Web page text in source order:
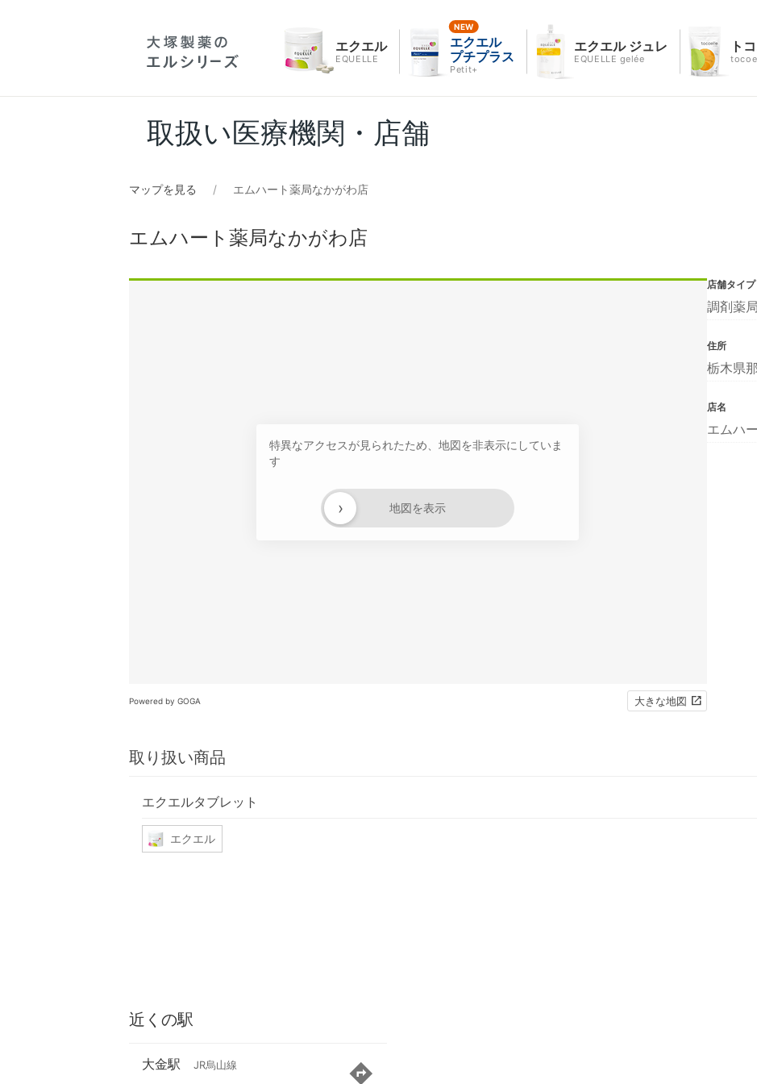
エクエル
EQUELLE
エクエル
プチプラス
Petit+
エクエル ジュレ
EQUELLE gelée
ト
取扱い医療機関・店舗
マップを見る エムハート薬局なかがわ店
エムハート薬局なかがわ店
特異なアクセスが見られたため、地図を非表示にしていま
す
地図を表示
›
Powered by GOGA 大きな地図
取り扱い商品
エクエルタブレット
エクエル
店舗タイプ
調剤薬局
住所
栃木県
店名
エムハ
近くの駅
大金駅 JR烏山線